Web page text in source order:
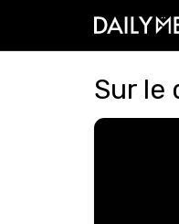
Sur le